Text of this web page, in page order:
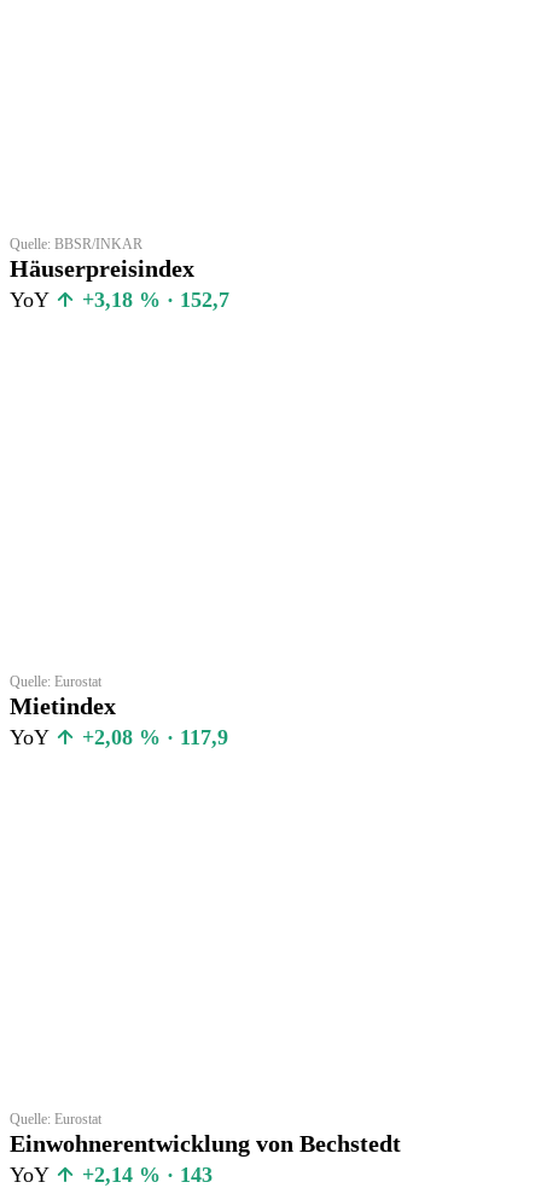
Quelle: BBSR/INKAR
Häuserpreisindex
YoY +3,18 % · 152,7
Quelle: Eurostat
Mietindex
YoY +2,08 % · 117,9
Quelle: Eurostat
Einwohnerentwicklung von Bechstedt
YoY +2,14 % · 143